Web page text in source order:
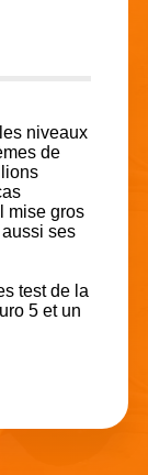
niveaux
de
mise gros
ses
test de la
5 et un